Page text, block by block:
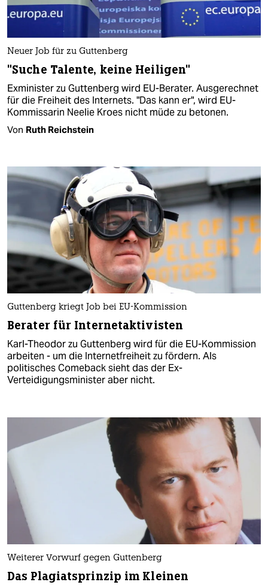
Neuer Job für zu Guttenberg
"Suche Talente, keine Heiligen"
Exminister zu Guttenberg wird EU-Berater. Ausgerechnet
für die Freiheit des Internets. "Das kann er", wird EU-
Kommissarin Neelie Kroes nicht müde zu betonen.
Von Ruth Reichstein
Guttenberg kriegt Job bei EU-Kommission
Berater für Internetaktivisten
Karl-Theodor zu Guttenberg wird für die EU-Kommission
arbeiten - um die Internetfreiheit zu fördern. Als
politisches Comeback sieht das der Ex-
Verteidigungsminister aber nicht.
Weiterer Vorwurf gegen Guttenberg
Das Plagiatsprinzip im Kleinen